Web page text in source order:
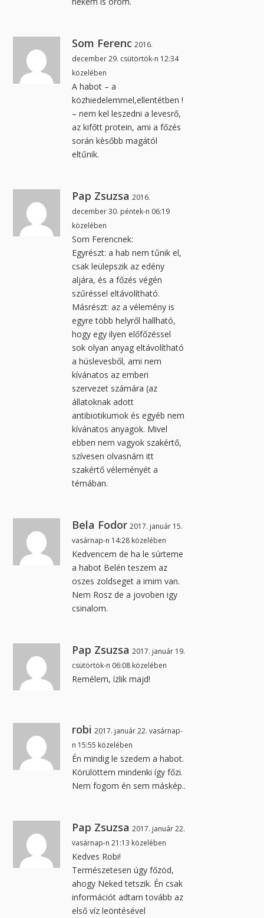
Som Ferenc 2016.
december 29. csütörtök-n 12:34
közelében
A habot – a
közhiedelemmel,ellentétben !
– nem kel leszedni a levesrő,
az kifőtt protein, ami a főzés
során kèsőbb magától
eltűnik.
Pap Zsuzsa 2016.
december 30. péntek-n 06:19
közelében
Som Ferencnek:
Egyrészt: a hab nem tűnik el,
csak leülepszik az edény
aljára, és a főzés végén
szűréssel eltávolítható.
Másrészt: az a vélemény is
egyre több helyről hallható,
hogy egy ilyen előfőzéssel
sok olyan anyag eltávolítható
a húslevesből, ami nem
kívánatos az emberi
szervezet számára (az
állatoknak adott
antibiotikumok és egyéb nem
kívánatos anyagok. Mivel
ebben nem vagyok szakértő,
szívesen olvasnám itt
szakértő véleményét a
témában.
Bela Fodor 2017. január 15.
vasárnap-n 14:28 közelében
Kedvencem de ha le súrteme
a habot Belén teszem az
oszes zoldseget a imim van.
Nem Rosz de a jovoben igy
csinalom.
Pap Zsuzsa 2017. január 19.
csütörtök-n 06:08 közelében
Remélem, ízlik majd!
robi 2017. január 22. vasárnap-
n 15:55 közelében
Én mindig le szedem a habot.
Körülöttem mindenki így főzi.
Nem fogom én sem máskép..
Pap Zsuzsa 2017. január 22.
vasárnap-n 21:13 közelében
Kedves Robi!
Természetesen úgy főzöd,
ahogy Neked tetszik. Én csak
információt adtam tovább az
első víz leöntésével